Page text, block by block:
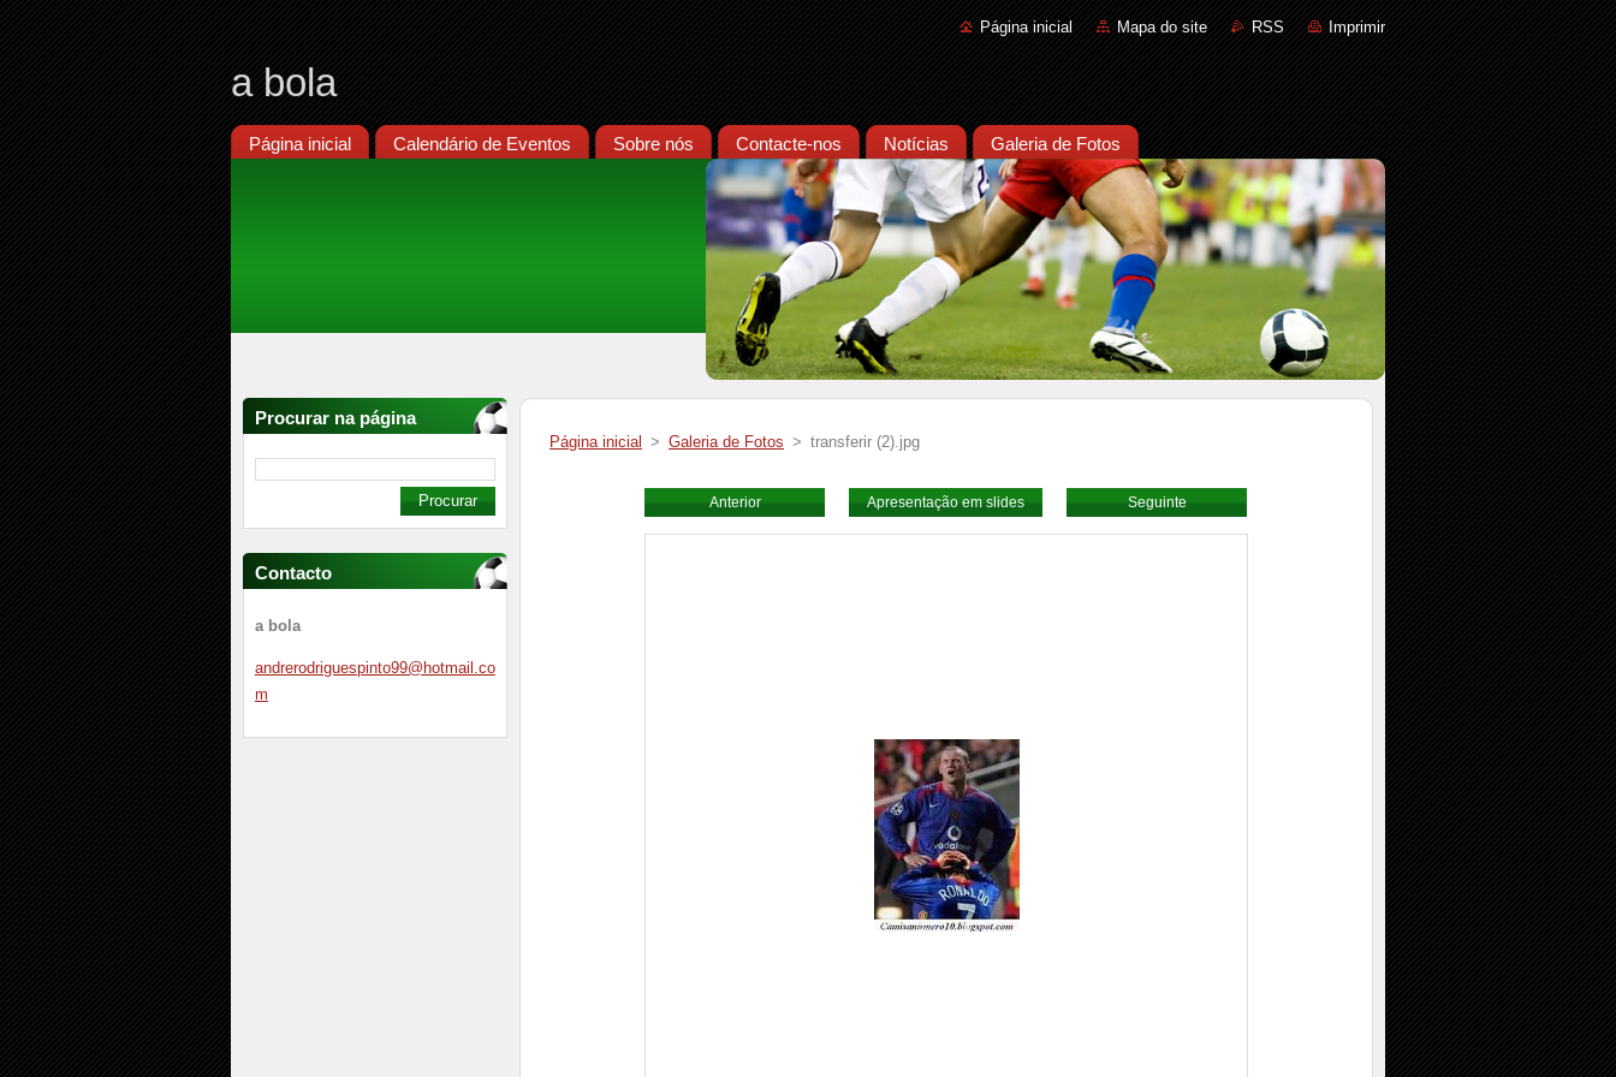
Página inicial Mapa do site RSS Imprimir
a bola
Página inicial Calendário de Eventos Sobre nós Contacte-nos Notícias Galeria de Fotos
Procurar na página
Contacto
a bola
andrerodriguespinto99@hotmail.co
m
Página inicial > Galeria de Fotos > transferir (2).jpg
Anterior Apresentação em slides Seguinte